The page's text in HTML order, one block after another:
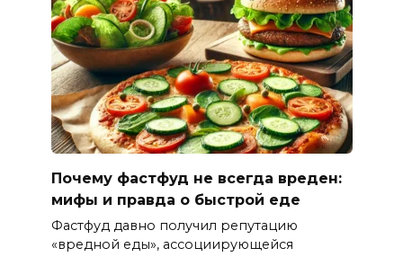
Почему фастфуд не всегда вреден:
мифы и правда о быстрой еде
Фастфуд давно получил репутацию
«вредной еды», ассоциирующейся